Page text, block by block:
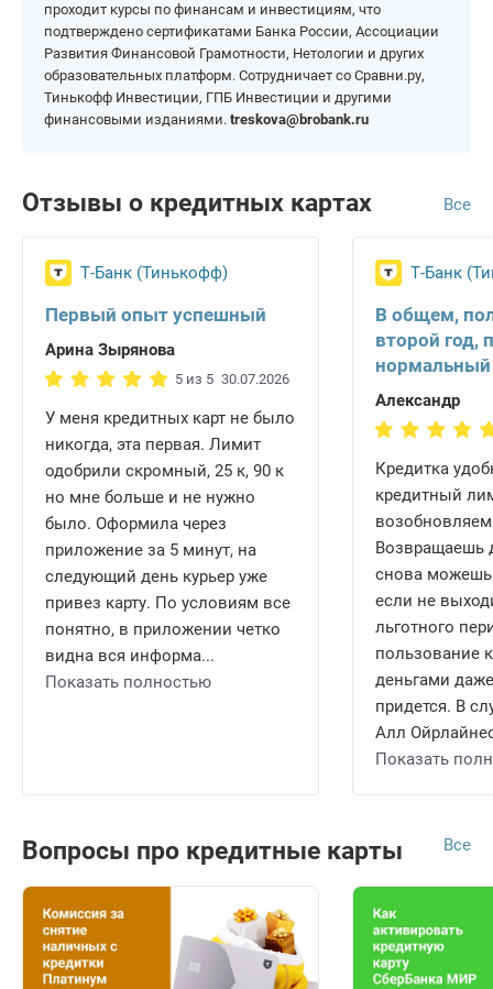
проходит курсы по финансам и инвестициям, что
подтверждено сертификатами Банка России, Ассоциации
Развития Финансовой Грамотности, Нетологии и других
образовательных платформ. Сотрудничает со Сравни.ру,
Тинькофф Инвестиции, ГПБ Инвестиции и другими
финансовыми изданиями. treskova@brobank.ru
Отзывы о кредитных картах Все
Т-Банк (Тинькофф)
Первый опыт успешный
Арина Зырянова
5 из 5 30.07.2026
У меня кредитных карт не было
никогда, эта первая. Лимит
одобрили скромный, 25 к, 90 к
но мне больше и не нужно
было. Оформила через
приложение за 5 минут, на
следующий день курьер уже
привез карту. По условиям все
понятно, в приложении четко
видна вся информа...
Показать полностью
Т-Банк
В общем,
второй год,
нормальный
Александр
Кредитка
кредитный
Возвращаешь
снова можешь
если не
льготного
пользование
деньгами
придется. В
Алл
Показать
Вопросы про кредитные карты Все